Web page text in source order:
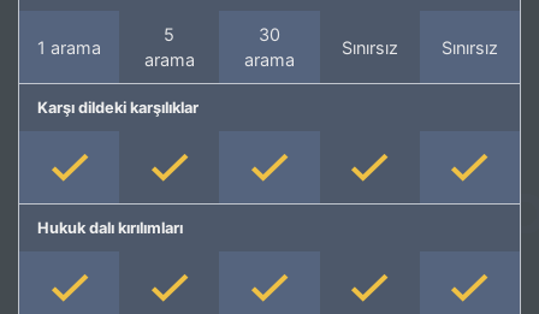
1 arama
5
arama
30
arama
Sınırsız Sınırsız
Karşı dildeki karşılıklar
Hukuk dalı kırılımları